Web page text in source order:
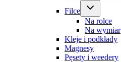
Filce
Na rolce
Na wymiar
Kleje i podkłady
Magnesy
Pęsety i weedery